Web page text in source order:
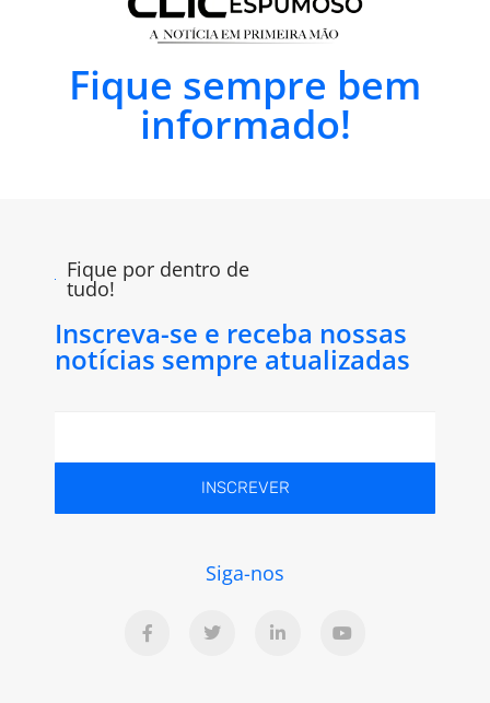
Fique sempre bem
informado!
Fique por dentro de
tudo!
Inscreva-se e receba nossas
notícias sempre atualizadas
INSCREVER
Siga-nos